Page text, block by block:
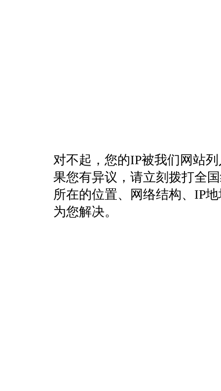
对不起，您的IP被我们网站
果您有异议，请立刻拨打全
所在的位置、网络结构、IP
为您解决。